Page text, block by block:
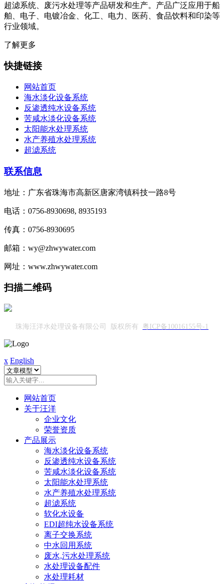
超滤系统、废污水处理等产品研发和生产。产品广泛应用于船
舶、电子、电镀冶金、化工、电力、医药、食品饮料和印染等
行业领域。
了解更多
快捷链接
网站首页
海水淡化设备系统
反渗透纯水设备系统
苦咸水淡化设备系统
太阳能水处理系统
水产养殖水处理系统
超滤系统
联系信息
地址：广东省珠海市高新区唐家湾镇科技一路8号
电话：0756-8930698, 8935193
传真：0756-8930695
邮箱：wy@zhwywater.com
网址：www.zhwywater.com
扫描二维码
珠海汪洋水处理设备有限公司 版权所有 粤ICP备10016155号-1
x English
网站首页
关于汪洋
企业文化
荣誉资质
产品展示
海水淡化设备系统
反渗透纯水设备系统
苦咸水淡化设备系统
太阳能水处理系统
水产养殖水处理系统
超滤系统
软化水设备
EDI超纯水设备系统
离子交换系统
中水回用系统
废水,污水处理系统
水处理设备配件
水处理耗材